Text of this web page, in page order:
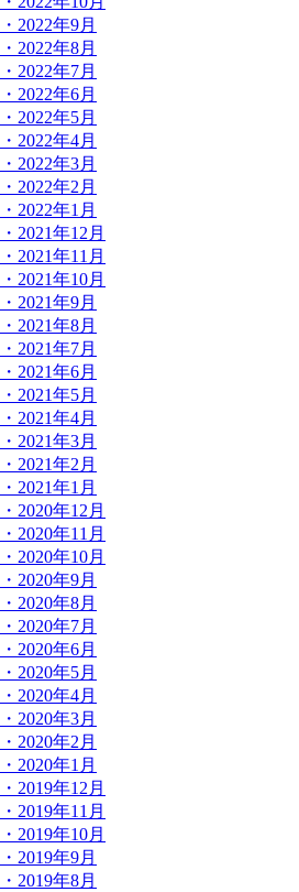
・2022年9月
・2022年8月
・2022年7月
・2022年6月
・2022年5月
・2022年4月
・2022年3月
・2022年2月
・2022年1月
・2021年12月
・2021年11月
・2021年10月
・2021年9月
・2021年8月
・2021年7月
・2021年6月
・2021年5月
・2021年4月
・2021年3月
・2021年2月
・2021年1月
・2020年12月
・2020年11月
・2020年10月
・2020年9月
・2020年8月
・2020年7月
・2020年6月
・2020年5月
・2020年4月
・2020年3月
・2020年2月
・2020年1月
・2019年12月
・2019年11月
・2019年10月
・2019年9月
・2019年8月